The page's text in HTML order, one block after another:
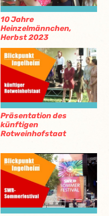
10 Jahre
Heinzelmännchen,
Herbst 2023
Präsentation des
künftigen
Rotweinhofstaat